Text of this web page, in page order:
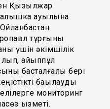
Қызылжар
ауылына
тұрғыны
үшін әкімшілік
айыппұл
басталғалы бері
бақылауды
мониторинг
қызметі.